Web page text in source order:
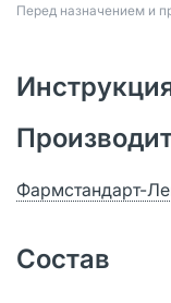
Перед назначением и
Фармстандарт-
Состав